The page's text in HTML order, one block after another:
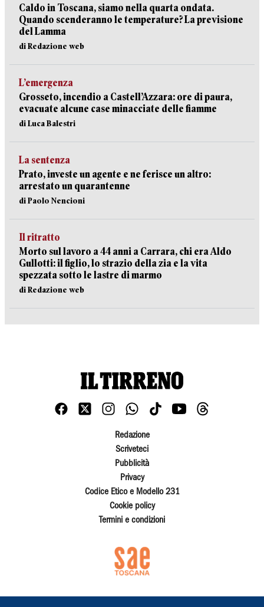
Caldo in Toscana, siamo nella quarta ondata.
Quando scenderanno le temperature? La previsione
del Lamma
di Redazione web
L’emergenza
Grosseto, incendio a Castell’Azzara: ore di paura,
evacuate alcune case minacciate delle fiamme
di Luca Balestri
La sentenza
Prato, investe un agente e ne ferisce un altro:
arrestato un quarantenne
di Paolo Nencioni
Il ritratto
Morto sul lavoro a 44 anni a Carrara, chi era Aldo
Gullotti: il figlio, lo strazio della zia e la vita
spezzata sotto le lastre di marmo
di Redazione web
Redazione
Scriveteci
Pubblicità
Privacy
Codice Etico e Modello 231
Cookie policy
Termini e condizioni